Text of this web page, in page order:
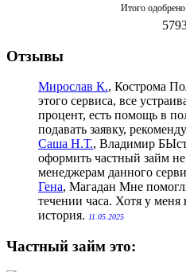
Итого
Отзывы
Мирослав К., Кострома
этого сервиса, все
процент, есть помощь в
подавать заявку,
Саша Н.Т., Владимир
оформить частный займ
менеджерам данного
Гена, Магадан Мне
течении часа. Хотя у меня
история. 11.05.2025
Частный займ это: